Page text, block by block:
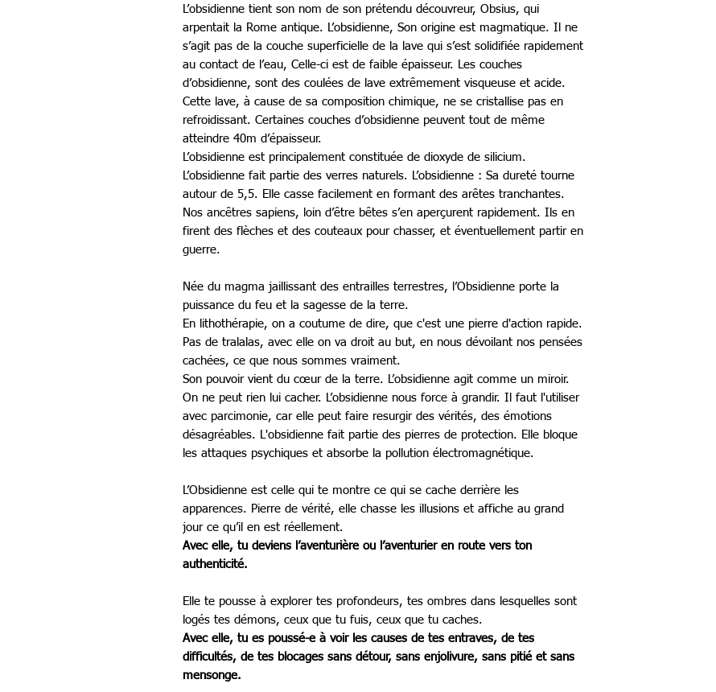
L’obsidienne tient son nom de son prétendu découvreur, Obsius, qui
arpentait la Rome antique. L’obsidienne, Son origine est magmatique. Il ne
s’agit pas de la couche superficielle de la lave qui s’est solidifiée rapidement
au contact de l’eau, Celle-ci est de faible épaisseur. Les couches
d’obsidienne, sont des coulées de lave extrêmement visqueuse et acide.
Cette lave, à cause de sa composition chimique, ne se cristallise pas en
refroidissant. Certaines couches d’obsidienne peuvent tout de même
atteindre 40m d’épaisseur.
L’obsidienne est principalement constituée de dioxyde de silicium.
L’obsidienne fait partie des verres naturels. L’obsidienne : Sa dureté tourne
autour de 5,5. Elle casse facilement en formant des arêtes tranchantes.
Nos ancêtres sapiens, loin d’être bêtes s’en aperçurent rapidement. Ils en
firent des flèches et des couteaux pour chasser, et éventuellement partir en
guerre.
Née du magma jaillissant des entrailles terrestres, l’Obsidienne porte la
puissance du feu et la sagesse de la terre.
En lithothérapie, on a coutume de dire, que c'est une pierre d'action rapide.
Pas de tralalas, avec elle on va droit au but, en nous dévoilant nos pensées
cachées, ce que nous sommes vraiment.
Son pouvoir vient du cœur de la terre. L’obsidienne agit comme un miroir.
On ne peut rien lui cacher. L’obsidienne nous force à grandir. Il faut l'utiliser
avec parcimonie, car elle peut faire resurgir des vérités, des émotions
désagréables. L'obsidienne fait partie des pierres de protection. Elle bloque
les attaques psychiques et absorbe la pollution électromagnétique.
L’Obsidienne est celle qui te montre ce qui se cache derrière les
apparences. Pierre de vérité, elle chasse les illusions et affiche au grand
jour ce qu’il en est réellement.
Avec elle, tu deviens l’aventurière ou l’aventurier en route vers ton
authenticité.
Elle te pousse à explorer tes profondeurs, tes ombres dans lesquelles sont
logés tes démons, ceux que tu fuis, ceux que tu caches.
Avec elle, tu es poussé-e à voir les causes de tes entraves, de tes
difficultés, de tes blocages sans détour, sans enjolivure, sans pitié et sans
mensonge.